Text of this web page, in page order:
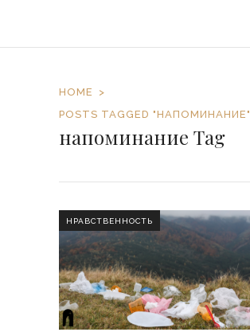
HOME
POSTS TAGGED "НАПОМИНАНИЕ"
напоминание Tag
НРАВСТВЕННОСТЬ